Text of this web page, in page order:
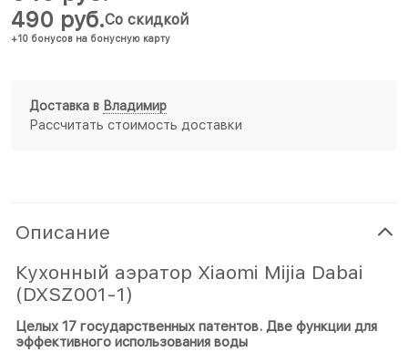
490 руб.
+10 бонусов на бонусную карту
Со скидкой
Доставка в Владимир
Рассчитать стоимость доставки
Описание
Кухонный аэратор Xiaomi Mijia Dabai
(DXSZ001-1)
Целых 17 государственных патентов. Две функции для
эффективного использования воды